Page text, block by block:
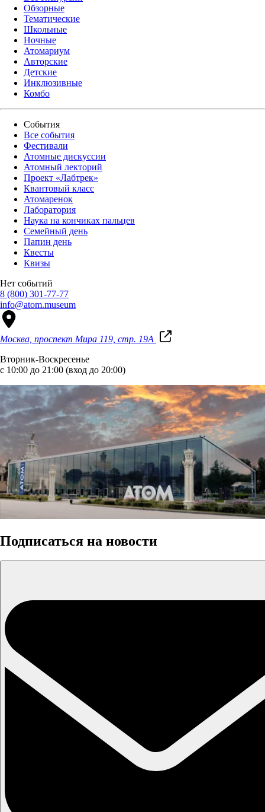
Обзорные
Тематические
Школьные
Ночные
Атомариум
Авторские
Детские
Инклюзивные
Комбо
События
Все события
Фестивали
Атомные дискуссии
Атомный лекторий
Проект «Лабтрек»
Квантовый класс
Атомаренок
Лаборатория
Наука на кончиках пальцев
Семейный день
Папин день
Квесты
Квизы
Нет событий
8 (800) 301-77-77
info@atom.museum
Москва, проспект Мира 119, стр. 19А
Вторник-Воскресенье
с 10:00 до 21:00 (вход до 20:00)
Подписаться на новости